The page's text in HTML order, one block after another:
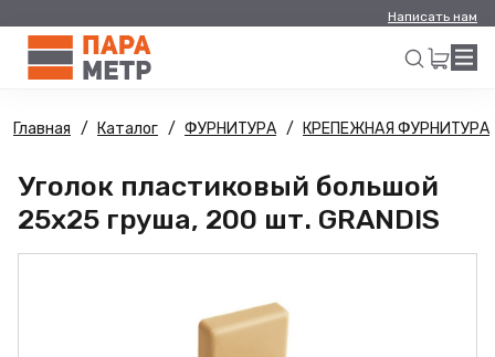
Написать нам
Искать
Главная Каталог ФУРНИТУРА КРЕПЕЖНАЯ ФУРНИТУРА
Уголок пластиковый большой
25х25 груша, 200 шт. GRANDIS